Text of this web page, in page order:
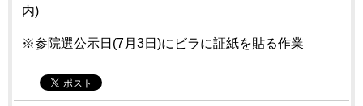
内)
※参院選公示日(7月3日)にビラに証紙を貼る作業